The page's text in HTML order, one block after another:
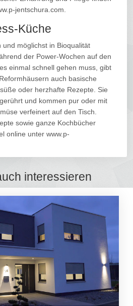
jentschura.com.
Küche
und möglichst in Bioqualität
der Power-Wochen auf den
einmal schnell gehen muss, gibt
auch basische
oder herzhafte Rezepte. Sie
und kommen pur oder mit
verfeinert auf den Tisch.
sowie ganze Kochbücher
online unter www.p-
interessieren